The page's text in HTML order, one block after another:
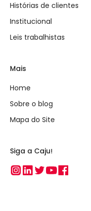
Histórias de clientes
Institucional
Leis trabalhistas
Mais
Home
Sobre o blog
Mapa do Site
Siga a Caju!
Instagram
Linkedin
TwitterYoutubeFacebook